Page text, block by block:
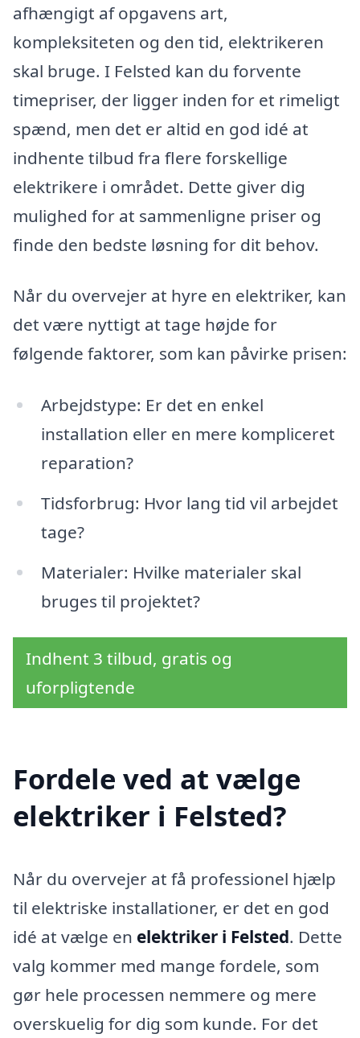
afhængigt af opgavens art,
kompleksiteten og den tid, elektrikeren
skal bruge. I Felsted kan du forvente
timepriser, der ligger inden for et rimeligt
spænd, men det er altid en god idé at
indhente tilbud fra flere forskellige
elektrikere i området. Dette giver dig
mulighed for at sammenligne priser og
finde den bedste løsning for dit behov.
Når du overvejer at hyre en elektriker, kan
det være nyttigt at tage højde for
følgende faktorer, som kan påvirke prisen:
Arbejdstype: Er det en enkel
installation eller en mere kompliceret
reparation?
Tidsforbrug: Hvor lang tid vil arbejdet
tage?
Materialer: Hvilke materialer skal
bruges til projektet?
Indhent 3 tilbud, gratis og
uforpligtende
Fordele ved at vælge
elektriker i Felsted?
Når du overvejer at få professionel hjælp
til elektriske installationer, er det en god
idé at vælge en elektriker i Felsted. Dette
valg kommer med mange fordele, som
gør hele processen nemmere og mere
overskuelig for dig som kunde. For det